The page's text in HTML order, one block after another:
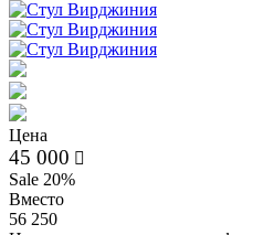
Цена
45 000
Sale 20%
Вместо
56 250